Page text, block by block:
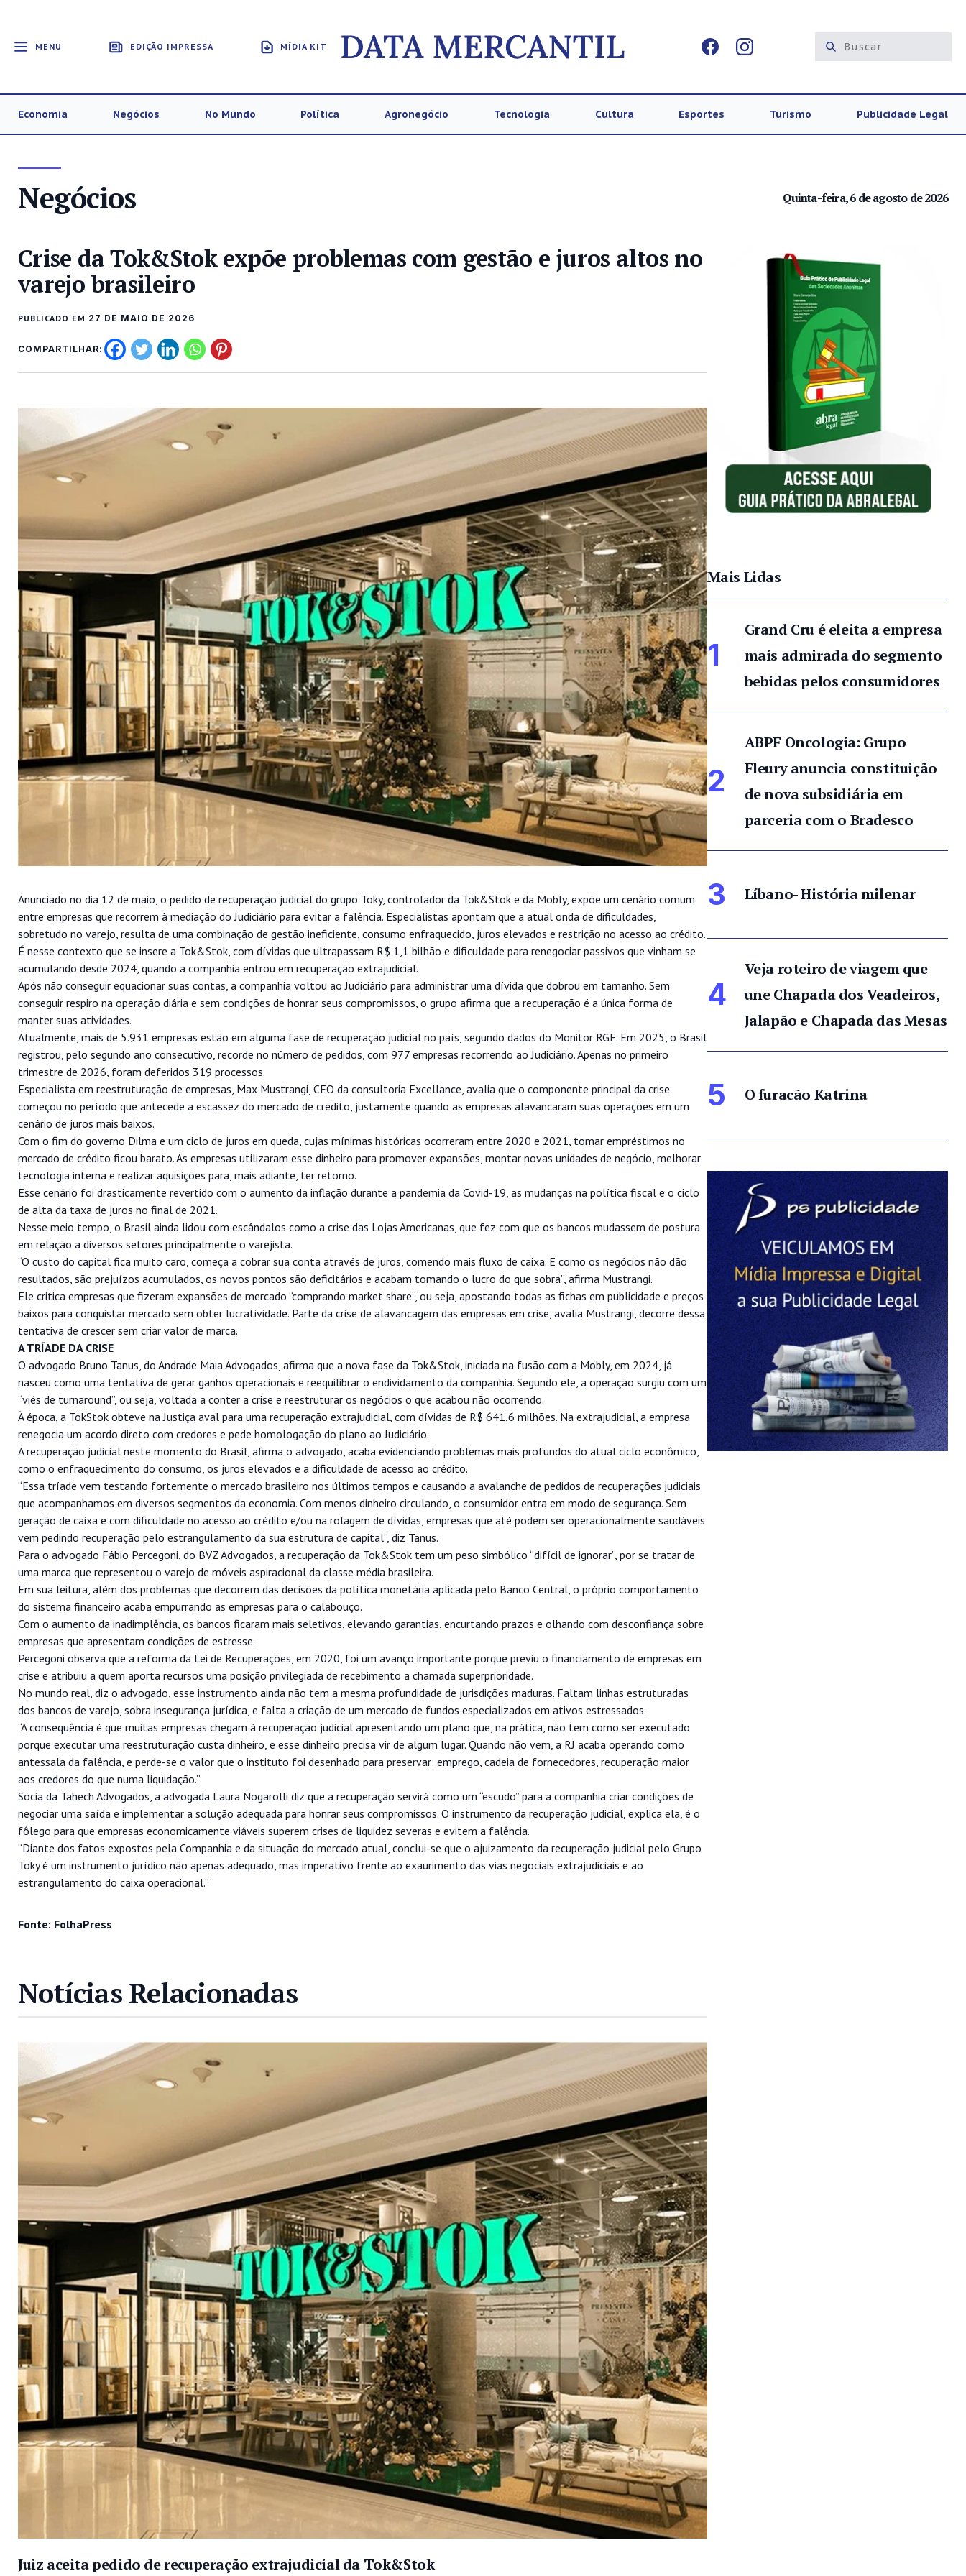
MENU EDIÇÃO IMPRESSA MÍDIA KIT
Economia Negócios No Mundo Política Agronegócio Tecnologia Cultura Esportes Turismo Publicidade Legal
Negócios Quinta-feira, 6 de agosto de 2026
Crise da Tok&Stok expõe problemas com gestão e juros altos no
varejo brasileiro
PUBLICADO EM 27 DE MAIO DE 2026
COMPARTILHAR:
Anunciado no dia 12 de maio, o pedido de recuperação judicial do grupo Toky, controlador da Tok&Stok e da Mobly, expõe um cenário comum
entre empresas que recorrem à mediação do Judiciário para evitar a falência. Especialistas apontam que a atual onda de dificuldades,
sobretudo no varejo, resulta de uma combinação de gestão ineficiente, consumo enfraquecido, juros elevados e restrição no acesso ao crédito.
É nesse contexto que se insere a Tok&Stok, com dívidas que ultrapassam R$ 1,1 bilhão e dificuldade para renegociar passivos que vinham se
acumulando desde 2024, quando a companhia entrou em recuperação extrajudicial.
Após não conseguir equacionar suas contas, a companhia voltou ao Judiciário para administrar uma dívida que dobrou em tamanho. Sem
conseguir respiro na operação diária e sem condições de honrar seus compromissos, o grupo afirma que a recuperação é a única forma de
manter suas atividades.
Atualmente, mais de 5.931 empresas estão em alguma fase de recuperação judicial no país, segundo dados do Monitor RGF. Em 2025, o Brasil
registrou, pelo segundo ano consecutivo, recorde no número de pedidos, com 977 empresas recorrendo ao Judiciário. Apenas no primeiro
trimestre de 2026, foram deferidos 319 processos.
Especialista em reestruturação de empresas, Max Mustrangi, CEO da consultoria Excellance, avalia que o componente principal da crise
começou no período que antecede a escassez do mercado de crédito, justamente quando as empresas alavancaram suas operações em um
cenário de juros mais baixos.
Com o fim do governo Dilma e um ciclo de juros em queda, cujas mínimas históricas ocorreram entre 2020 e 2021, tomar empréstimos no
mercado de crédito ficou barato. As empresas utilizaram esse dinheiro para promover expansões, montar novas unidades de negócio, melhorar
tecnologia interna e realizar aquisições para, mais adiante, ter retorno.
Esse cenário foi drasticamente revertido com o aumento da inflação durante a pandemia da Covid-19, as mudanças na política fiscal e o ciclo
de alta da taxa de juros no final de 2021.
Nesse meio tempo, o Brasil ainda lidou com escândalos como a crise das Lojas Americanas, que fez com que os bancos mudassem de postura
em relação a diversos setores principalmente o varejista.
“O custo do capital fica muito caro, começa a cobrar sua conta através de juros, comendo mais fluxo de caixa. E como os negócios não dão
resultados, são prejuízos acumulados, os novos pontos são deficitários e acabam tomando o lucro do que sobra”, afirma Mustrangi.
Ele critica empresas que fizeram expansões de mercado “comprando market share”, ou seja, apostando todas as fichas em publicidade e preços
baixos para conquistar mercado sem obter lucratividade. Parte da crise de alavancagem das empresas em crise, avalia Mustrangi, decorre dessa
tentativa de crescer sem criar valor de marca.
A TRÍADE DA CRISE
O advogado Bruno Tanus, do Andrade Maia Advogados, afirma que a nova fase da Tok&Stok, iniciada na fusão com a Mobly, em 2024, já
nasceu como uma tentativa de gerar ganhos operacionais e reequilibrar o endividamento da companhia. Segundo ele, a operação surgiu com um
“viés de turnaround”, ou seja, voltada a conter a crise e reestruturar os negócios o que acabou não ocorrendo.
À época, a TokStok obteve na Justiça aval para uma recuperação extrajudicial, com dívidas de R$ 641,6 milhões. Na extrajudicial, a empresa
renegocia um acordo direto com credores e pede homologação do plano ao Judiciário.
A recuperação judicial neste momento do Brasil, afirma o advogado, acaba evidenciando problemas mais profundos do atual ciclo econômico,
como o enfraquecimento do consumo, os juros elevados e a dificuldade de acesso ao crédito.
“Essa tríade vem testando fortemente o mercado brasileiro nos últimos tempos e causando a avalanche de pedidos de recuperações judiciais
que acompanhamos em diversos segmentos da economia. Com menos dinheiro circulando, o consumidor entra em modo de segurança. Sem
geração de caixa e com dificuldade no acesso ao crédito e/ou na rolagem de dívidas, empresas que até podem ser operacionalmente saudáveis
vem pedindo recuperação pelo estrangulamento da sua estrutura de capital”, diz Tanus.
Para o advogado Fábio Percegoni, do BVZ Advogados, a recuperação da Tok&Stok tem um peso simbólico “difícil de ignorar”, por se tratar de
uma marca que representou o varejo de móveis aspiracional da classe média brasileira.
Em sua leitura, além dos problemas que decorrem das decisões da política monetária aplicada pelo Banco Central, o próprio comportamento
do sistema financeiro acaba empurrando as empresas para o calabouço.
Com o aumento da inadimplência, os bancos ficaram mais seletivos, elevando garantias, encurtando prazos e olhando com desconfiança sobre
empresas que apresentam condições de estresse.
Percegoni observa que a reforma da Lei de Recuperações, em 2020, foi um avanço importante porque previu o financiamento de empresas em
crise e atribuiu a quem aporta recursos uma posição privilegiada de recebimento a chamada superprioridade.
No mundo real, diz o advogado, esse instrumento ainda não tem a mesma profundidade de jurisdições maduras. Faltam linhas estruturadas
dos bancos de varejo, sobra insegurança jurídica, e falta a criação de um mercado de fundos especializados em ativos estressados.
“A consequência é que muitas empresas chegam à recuperação judicial apresentando um plano que, na prática, não tem como ser executado
porque executar uma reestruturação custa dinheiro, e esse dinheiro precisa vir de algum lugar. Quando não vem, a RJ acaba operando como
antessala da falência, e perde-se o valor que o instituto foi desenhado para preservar: emprego, cadeia de fornecedores, recuperação maior
aos credores do que numa liquidação.”
Sócia da Tahech Advogados, a advogada Laura Nogarolli diz que a recuperação servirá como um “escudo” para a companhia criar condições de
negociar uma saída e implementar a solução adequada para honrar seus compromissos. O instrumento da recuperação judicial, explica ela, é o
fôlego para que empresas economicamente viáveis superem crises de liquidez severas e evitem a falência.
“Diante dos fatos expostos pela Companhia e da situação do mercado atual, conclui-se que o ajuizamento da recuperação judicial pelo Grupo
Toky é um instrumento jurídico não apenas adequado, mas imperativo frente ao exaurimento das vias negociais extrajudiciais e ao
estrangulamento do caixa operacional.”
Fonte: FolhaPress
Notícias Relacionadas
Juiz aceita pedido de recuperação extrajudicial da Tok&Stok
Mais Lidas
1
Grand Cru é eleita a empresa
mais admirada do segmento
bebidas pelos consumidores
2
ABPF Oncologia: Grupo
Fleury anuncia constituição
de nova subsidiária em
parceria com o Bradesco
3 Líbano- História milenar
4
Veja roteiro de viagem que
une Chapada dos Veadeiros,
Jalapão e Chapada das Mesas
5 O furacão Katrina